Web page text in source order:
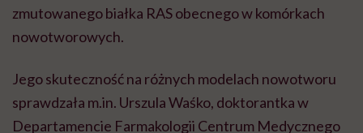
zmutowanego białka RAS obecnego w komórkach
nowotworowych.
Jego skuteczność na różnych modelach nowotworu
sprawdzała m.in. Urszula Waśko, doktorantka w
Departamencie Farmakologii Centrum Medycznego